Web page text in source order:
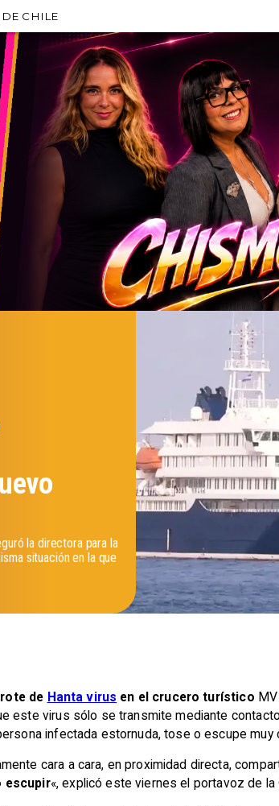
CHILE
la directora para la
situación en la que
de Hanta virus en el crucero turístico
este virus sólo se transmite mediante
infectada estornuda, tose o escupe muy
cara a cara, en proximidad directa,
escupir«, explicó este viernes el portavoz de la